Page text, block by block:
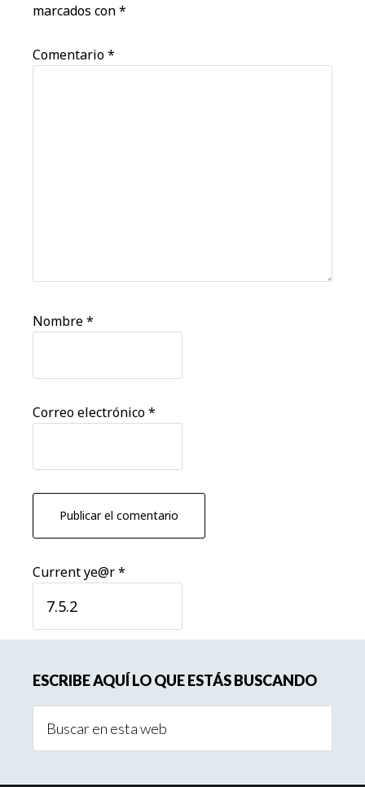
marcados con*
Comentario*
Nombre*
Correo electrónico*
Current ye@r*
lateral
principal
ESCRIBE AQUÍ LO QUE ESTÁS BUSCANDO